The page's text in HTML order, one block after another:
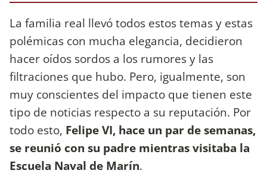
La familia real llevó todos estos temas y estas
polémicas con mucha elegancia, decidieron
hacer oídos sordos a los rumores y las
filtraciones que hubo. Pero, igualmente, son
muy conscientes del impacto que tienen este
tipo de noticias respecto a su reputación. Por
todo esto, Felipe VI, hace un par de semanas,
se reunió con su padre mientras visitaba la
Escuela Naval de Marín.